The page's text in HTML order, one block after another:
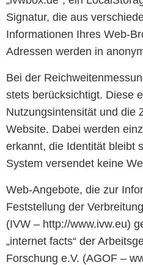
Signatur, die aus
Informationen Ihres Web-
Adressen werden in
Bei der
stets berücksichtigt. Diese
Nutzungsintensität und die
Website. Dabei werden
erkannt, die Identität bleibt
System versendet keine
Web-Angebote, die zur
Feststellung der
(IVW – http://www.ivw.eu)
„internet facts“ der
Forschung e.V. (AGOF –